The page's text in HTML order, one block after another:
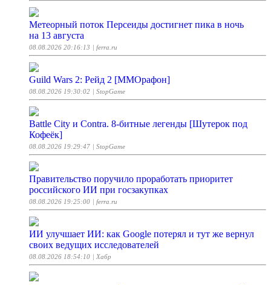
Метеорный поток Персеиды достигнет пика в ночь
на 13 августа
08.08.2026 20:16:13 | ferra.ru
Guild Wars 2: Рейд 2 [ММОрафон]
08.08.2026 19:30:02 | StopGame
Battle City и Contra. 8-битные легенды [Шутерок под
Кофеёк]
08.08.2026 19:29:47 | StopGame
Правительство поручило проработать приоритет
российского ИИ при госзакупках
08.08.2026 19:25:00 | ferra.ru
ИИ улучшает ИИ: как Google потерял и тут же вернул
своих ведущих исследователей
08.08.2026 18:54:10 | Хабр